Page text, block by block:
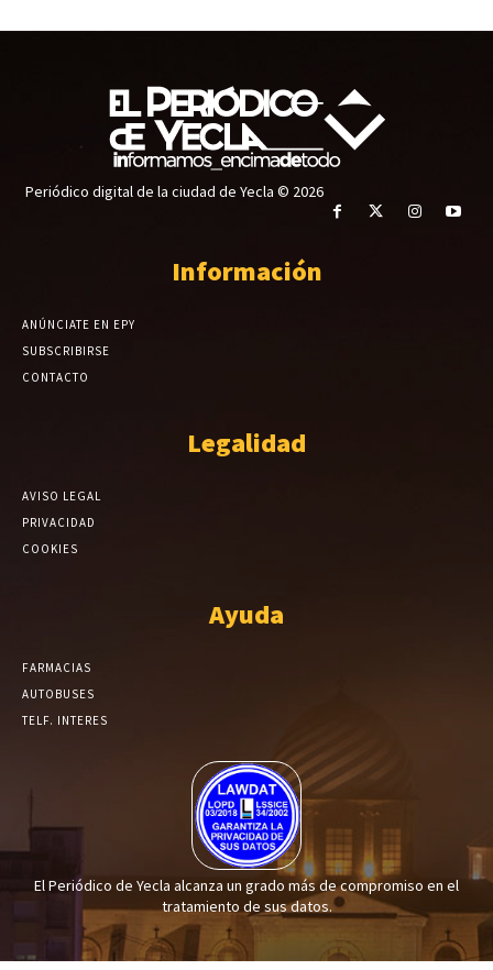
Periódico digital de la ciudad de Yecla © 2026
Información
ANÚNCIATE EN EPY
SUBSCRIBIRSE
CONTACTO
Legalidad
AVISO LEGAL
PRIVACIDAD
COOKIES
Ayuda
FARMACIAS
AUTOBUSES
TELF. INTERES
El Periódico de Yecla alcanza un grado más de compromiso en el
tratamiento de sus datos.